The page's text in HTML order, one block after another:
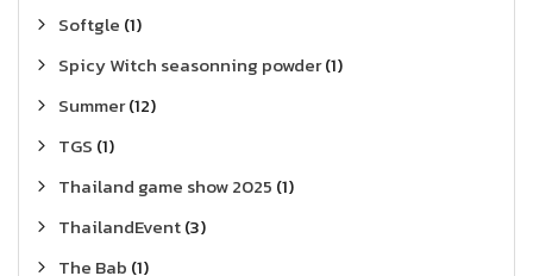
Softgle (1)
Spicy Witch seasonning powder(1)
Summer(12)
TGS (1)
Thailand game show 2025 (1)
ThailandEvent(3)
The Bab (1)